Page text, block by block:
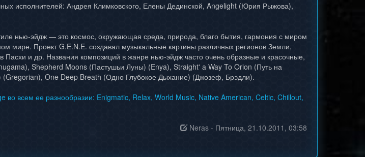
исполнителей: Андрея Климковского, Елены Дединской, Angelight (Юрия Рыжова),
нью-эйдж — это космос, окружающая среда, природа, благо бытия, гармония с миром
мире. Проект G.E.N.E. создавал музыкальные картины различных регионов Земли,
Пасхи и др. Названия композиций в жанре нью-эйдж часто очень образные и красочные,
Shepherd Moons (Пастушьи Луны) (Enya), Straight' a Way To Orion (Путь на
One Deep Breath (Одно Глубокое Дыхание) (Джозеф, Брэдли).
всем ее разнообразии: Enigmatic, Relax, World Music, Native American, Celtic, Chillout,
Neras - Пятница, 21.10.2011, 03:58